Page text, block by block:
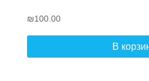
₪100.00
В